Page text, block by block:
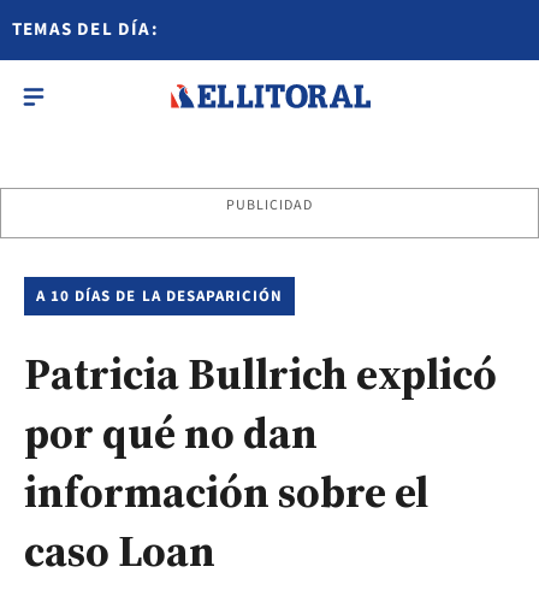
TEMAS DEL DÍA:
PUBLICIDAD
A 10 DÍAS DE LA DESAPARICIÓN
Patricia Bullrich explicó
por qué no dan
información sobre el
caso Loan